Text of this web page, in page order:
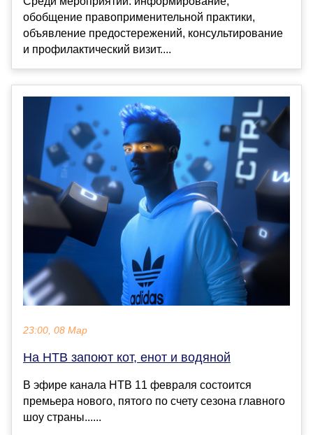
обобщение правоприменительной практики,
объявление предостережений, консультирование
и профилактический визит....
23:00, 08 Мар
На НТВ запоют кот, енот и водяной
В эфире канала НТВ 11 февраля состоится
премьера нового, пятого по счету сезона главного
шоу страны......